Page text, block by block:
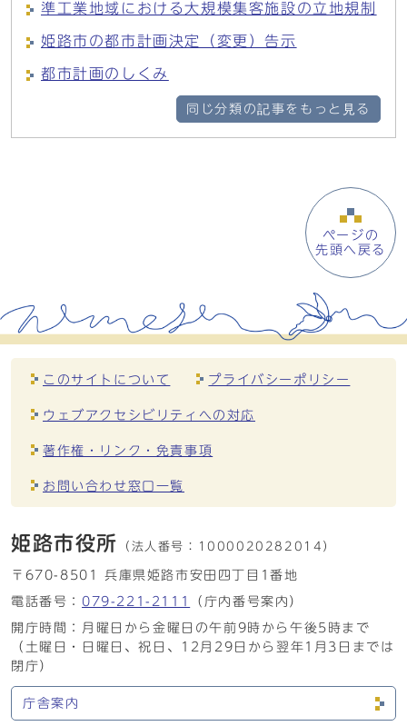
準工業地域における大規模集客施設の立地規制
姫路市の都市計画決定（変更）告示
都市計画のしくみ
同じ分類の記事をもっと見る
ページの
先頭へ戻る
このサイトについて プライバシーポリシー
ウェブアクセシビリティへの対応
著作権・リンク・免責事項
お問い合わせ窓口一覧
姫路市役所 （法人番号： 1000020282014）
〒670-8501 兵庫県姫路市安田四丁目1番地
電話番号： 079-221-2111
（庁内番号案内）
開庁時間：月曜日から金曜日の午前9時から午後5時まで
（土曜日・日曜日、祝日、12月29日から翌年1月3日までは
閉庁）
庁舎案内